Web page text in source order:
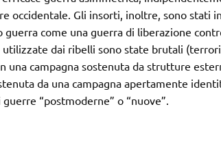
occidentale. Gli insorti, inoltre, sono stati
come una guerra di liberazione
dai ribelli sono state brutali
una campagna sostenuta da strutture
da una campagna apertamente
“postmoderne” o “nuove”.